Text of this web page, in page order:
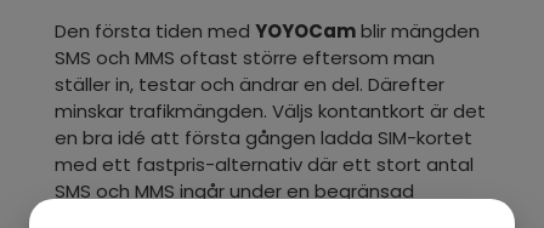
Den första tiden med YOYOCamblir mängden
SMS och MMS oftast större eftersom man
ställer in, testar och ändrar en del. Därefter
minskar trafikmängden. Väljs kontantkort är det
en bra idé att första gången ladda SIM-kortet
med ett fastpris-alternativ där ett stort antal
SMS och MMS ingår under en begränsad